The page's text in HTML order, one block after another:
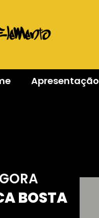
Apresentação
BOSTA